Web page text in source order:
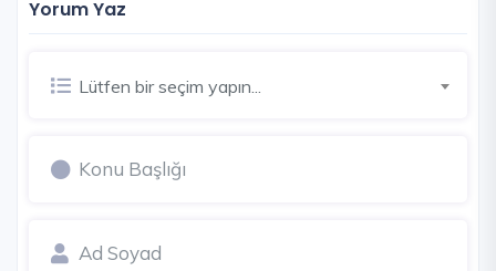
Yorum Yaz
Lütfen bir seçim yapın...